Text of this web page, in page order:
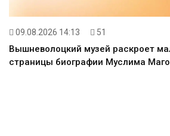
09.08.2026 14:13 51
Вышневолоцкий музей раскроет
страницы биографии Муслима